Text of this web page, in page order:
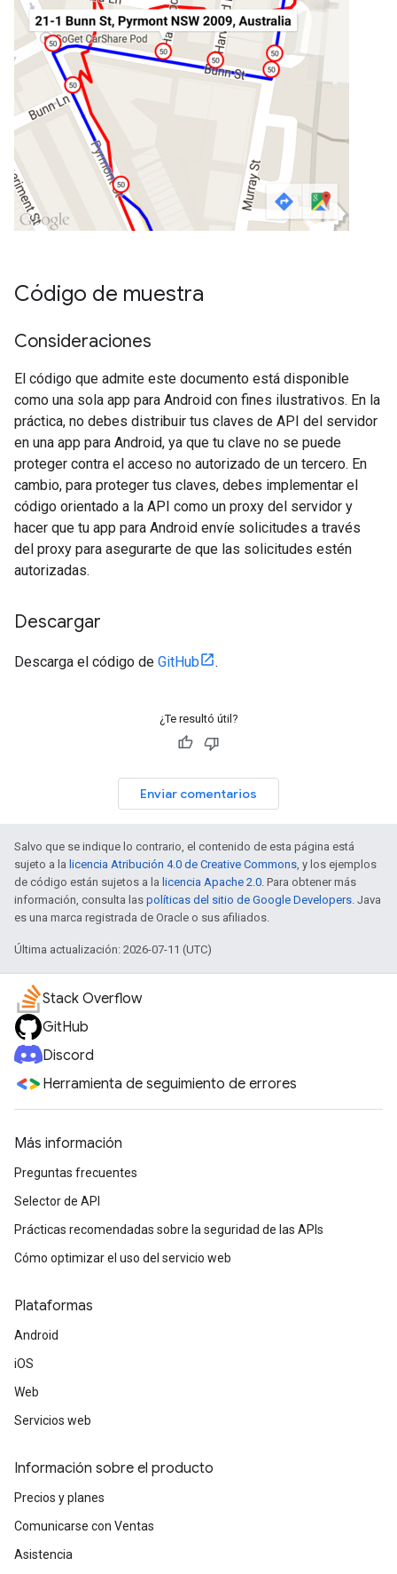
Código de muestra
Consideraciones
El código que admite este documento está disponible
como una sola app para Android con fines ilustrativos. En la
práctica, no debes distribuir tus claves de API del servidor
en una app para Android, ya que tu clave no se puede
proteger contra el acceso no autorizado de un tercero. En
cambio, para proteger tus claves, debes implementar el
código orientado a la API como un proxy del servidor y
hacer que tu app para Android envíe solicitudes a través
del proxy para asegurarte de que las solicitudes estén
autorizadas.
Descargar
Descarga el código de GitHub .
¿Te resultó útil?
Enviar comentarios
Salvo que se indique lo contrario, el contenido de esta página está
sujeto a la licencia Atribución 4.0 de Creative Commons, y los ejemplos
de código están sujetos a la licencia Apache 2.0. Para obtener más
información, consulta las políticas del sitio de Google Developers. Java
es una marca registrada de Oracle o sus afiliados.
Última actualización: 2026-07-11 (UTC)
Stack Overflow
GitHub
Discord
Herramienta de seguimiento de errores
Más información
Preguntas frecuentes
Selector de API
Prácticas recomendadas sobre la seguridad de las APIs
Cómo optimizar el uso del servicio web
Plataformas
Android
iOS
Web
Servicios web
Información sobre el producto
Precios y planes
Comunicarse con Ventas
Asistencia